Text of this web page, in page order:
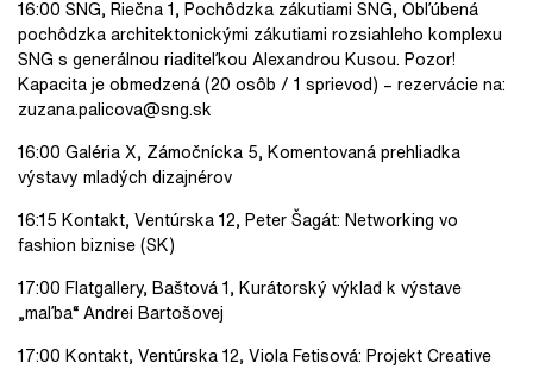
16:00 SNG, Riečna 1, Pochôdzka zákutiami SNG, Obľúbená
pochôdzka architektonickými zákutiami rozsiahleho komplexu
SNG s generálnou riaditeľkou Alexandrou Kusou. Pozor!
Kapacita je obmedzená (20 osôb / 1 sprievod) – rezervácie na:
zuzana.palicova@sng.sk
16:00 Galéria X, Zámočnícka 5, Komentovaná prehliadka
výstavy mladých dizajnérov
16:15 Kontakt, Ventúrska 12, Peter Šagát: Networking vo
fashion biznise (SK)
17:00 Flatgallery, Baštová 1, Kurátorský výklad k výstave
„maľba“ Andrei Bartošovej
17:00 Kontakt, Ventúrska 12, Viola Fetisová: Projekt Creative